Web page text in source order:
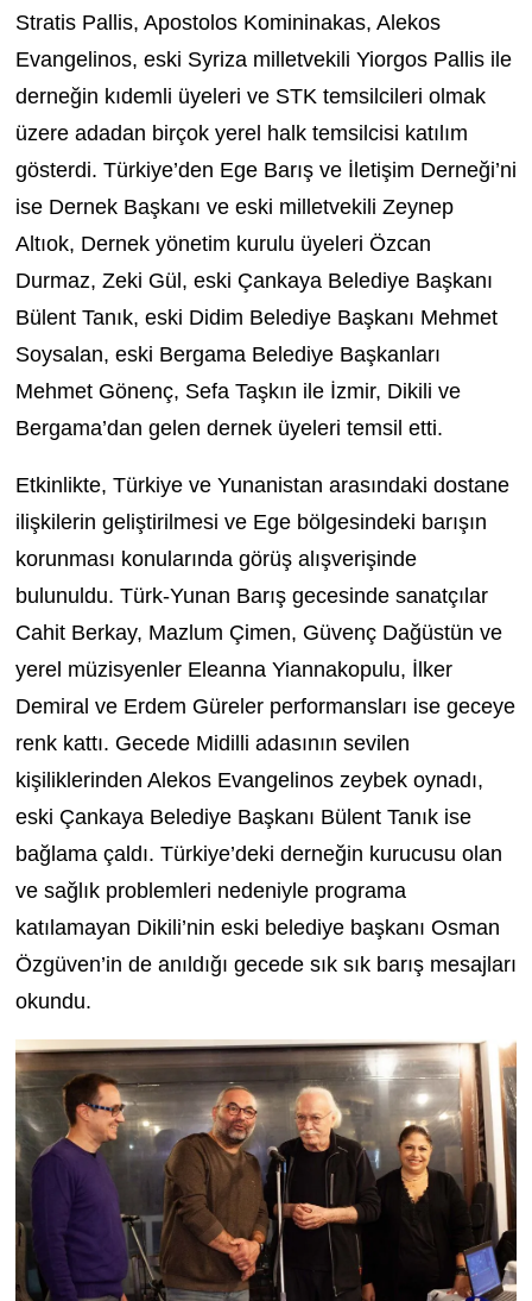
Stratis Pallis, Apostolos Komininakas, Alekos
Evangelinos, eski Syriza milletvekili Yiorgos Pallis ile
derneğin kıdemli üyeleri ve STK temsilcileri olmak
üzere adadan birçok yerel halk temsilcisi katılım
gösterdi. Türkiye’den Ege Barış ve İletişim Derneği’ni
ise Dernek Başkanı ve eski milletvekili Zeynep
Altıok, Dernek yönetim kurulu üyeleri Özcan
Durmaz, Zeki Gül, eski Çankaya Belediye Başkanı
Bülent Tanık, eski Didim Belediye Başkanı Mehmet
Soysalan, eski Bergama Belediye Başkanları
Mehmet Gönenç, Sefa Taşkın ile İzmir, Dikili ve
Bergama’dan gelen dernek üyeleri temsil etti.
Etkinlikte, Türkiye ve Yunanistan arasındaki dostane
ilişkilerin geliştirilmesi ve Ege bölgesindeki barışın
korunması konularında görüş alışverişinde
bulunuldu. Türk-Yunan Barış gecesinde sanatçılar
Cahit Berkay, Mazlum Çimen, Güvenç Dağüstün ve
yerel müzisyenler Eleanna Yiannakopulu, İlker
Demiral ve Erdem Güreler performansları ise geceye
renk kattı. Gecede Midilli adasının sevilen
kişiliklerinden Alekos Evangelinos zeybek oynadı,
eski Çankaya Belediye Başkanı Bülent Tanık ise
bağlama çaldı. Türkiye’deki derneğin kurucusu olan
ve sağlık problemleri nedeniyle programa
katılamayan Dikili’nin eski belediye başkanı Osman
Özgüven’in de anıldığı gecede sık sık barış mesajları
okundu.